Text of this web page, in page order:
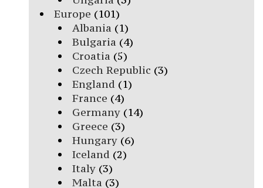
Europe (101)
Albania (1)
Bulgaria (4)
Croatia (5)
Czech Republic (3)
England (1)
France (4)
Germany(14)
Greece (3)
Hungary(6)
Iceland (2)
Italy(3)
Malta (3)